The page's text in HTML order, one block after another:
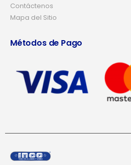
Contáctenos
Mapa del Sitio
Métodos de Pago